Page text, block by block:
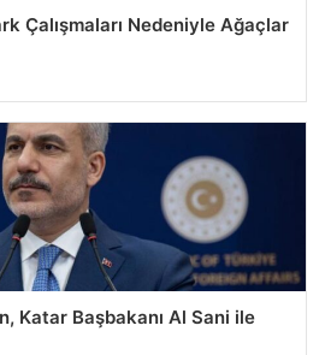
Çalışmaları Nedeniyle Ağaçlar
Katar Başbakanı Al Sani ile